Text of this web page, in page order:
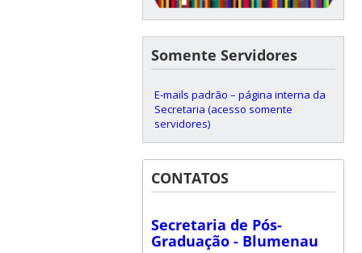
Somente Servidores
E-mails padrão – página interna da
Secretaria (acesso somente
servidores)
CONTATOS
Secretaria de Pós-
Graduação - Blumenau